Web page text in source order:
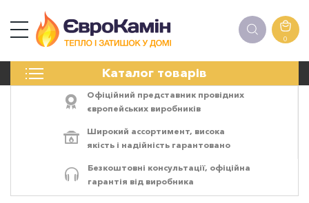
0
Каталог товарів
ПЕЧІ
ЕЛЕКТРОКАМІНИ
АКСЕСУАРИ
Офіційний представник провідних
європейських виробників
Широкий ассортимент, висока
якість і надійність гарантовано
Безкоштовні консультації, офіційна
гарантія від виробника